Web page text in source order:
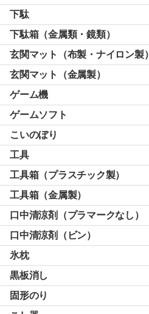
下駄
下駄箱（金属類・鏡類）
玄関マット（布製・ナイロン製）
玄関マット（金属製）
ゲーム機
ゲームソフト
こいのぼり
工具
工具箱（プラスチック製）
工具箱（金属製）
口中清涼剤（プラマークなし）
口中清涼剤（ビン）
氷枕
黒板消し
固形のり